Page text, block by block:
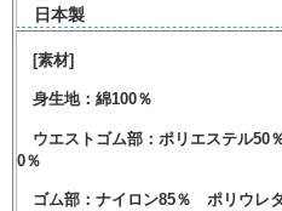
日本製
[素材]
身生地：綿100％
ウエストゴム部：ポリエステル
0％
ゴム部：ナイロン85％ ポリウレ